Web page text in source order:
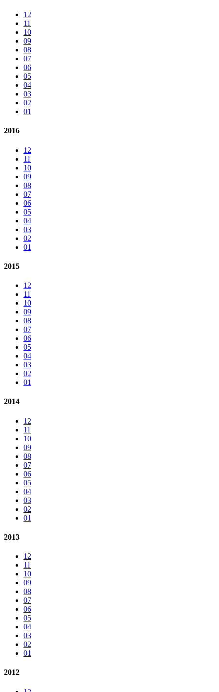
12
11
10
09
08
07
06
05
04
03
02
01
2016
12
11
10
09
08
07
06
05
04
03
02
01
2015
12
11
10
09
08
07
06
05
04
03
02
01
2014
12
11
10
09
08
07
06
05
04
03
02
01
2013
12
11
10
09
08
07
06
05
04
03
02
01
2012